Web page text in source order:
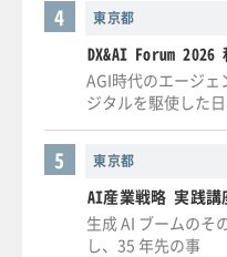
東京都
4
DX&AI Forum
AGI時代のエージ
ジタルを駆使した
東京都
5
AI産業戦略 実践講
生成 AI ブームの
し、35 年先の事